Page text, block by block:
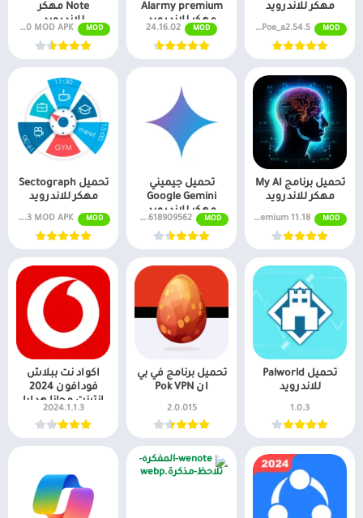
مهكر للاندرويد
MOD Poe_a2.54.5 نسخة مجانية
Alarmy premium
مهكر للاندرويد
MOD
24.16.02
Note مهكر
للاندرويد
MOD v5.0.20 MOD APK (بريميوم مفتوح)
تحميل برنامج My AI
مهكر للاندرويد
MOD
11.18 Premium
تحميل جيميني
Google Gemini
مهكر للاندرويد
MOD APK 1.0.618909562 مجاني لنظام Android 2024
تحميل Sectograph
مهكر للاندرويد
MOD v5.27.3 MOD APK (برو مفتوح)
تحميل Palworld
للاندرويد
1.0.3
تحميل برنامج في بي
ان Pok VPN
2.0.015
اكواد نت ببلاش
فودافون 2024
انترنت مجانا هدايا
2024.1.1.3